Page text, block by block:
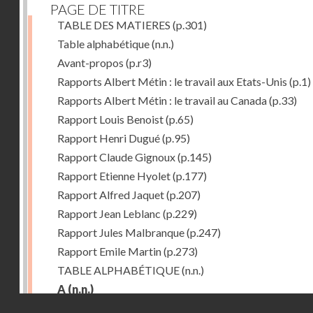
PAGE DE TITRE
TABLE DES MATIERES (p.301)
Table alphabétique(n.n.)
Avant-propos (p.r3)
Rapports Albert Métin : le travail aux Etats-Unis (p.1)
Rapports Albert Métin : le travail au Canada(p.33)
Rapport Louis Benoist(p.65)
Rapport Henri Dugué(p.95)
Rapport Claude Gignoux(p.145)
Rapport Etienne Hyolet(p.177)
Rapport Alfred Jaquet(p.207)
Rapport Jean Leblanc (p.229)
Rapport Jules Malbranque(p.247)
Rapport Emile Martin(p.273)
TABLE ALPHABÉTIQUE(n.n.)
A (n.n.)